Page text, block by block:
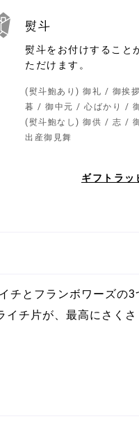
熨斗
熨斗をお付けすること
ただけます。
(熨斗鮑あり) 御礼 / 御挨
暮 / 御中元 / 心ばかり /
(熨斗鮑なし) 御供 / 志 /
出産御見舞
ギフトラッ
チとフランボワーズの
チ片が、最高にさく